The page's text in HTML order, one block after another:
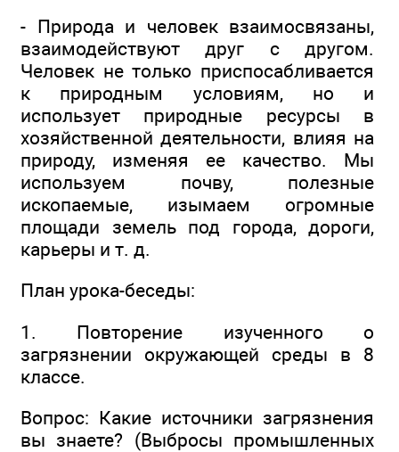
- Природа и человек взаимосвязаны,
взаимодействуют друг с другом.
Человек не только приспосабливается
к природным условиям, но и
использует природные ресурсы в
хозяйственной деятельности, влияя на
природу, изменяя ее качество. Мы
используем почву, полезные
ископаемые, изымаем огромные
площади земель под города, дороги,
карьеры и т. д.
План урока-беседы:
1. Повторение изученного о
загрязнении окружающей среды в 8
классе.
Вопрос: Какие источники загрязнения
вы знаете? (Выбросы промышленных